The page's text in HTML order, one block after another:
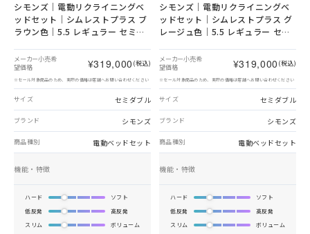
シモンズ｜電動リクライニングベ
ッドセット｜シムレストプラス ブ
ラウン色｜5.5 レギュラー セミダ
メーカー小売希
望価格
¥319,000 (税込)
※セール対象商品のため、実際の価格は店舗へお問い合わせください
サイズ セミダブル
ブランド シモンズ
商品種別 電動ベッドセット
機能・特徴
ハード
ソフト
低反発
高反発
スリム
ボリューム
シモンズ｜電動リクライニングベ
ッドセット｜シムレストプラス グ
レージュ色｜5.5 レギュラー セミ
メーカー小売希
望価格
¥319,000 (税込)
※セール対象商品のため、実際の価格は店舗へお問い合わせください
サイズ セミダブル
ブランド シモンズ
商品種別 電動ベッドセット
機能・特徴
ハード
ソフト
低反発
高反発
スリム
ボリューム